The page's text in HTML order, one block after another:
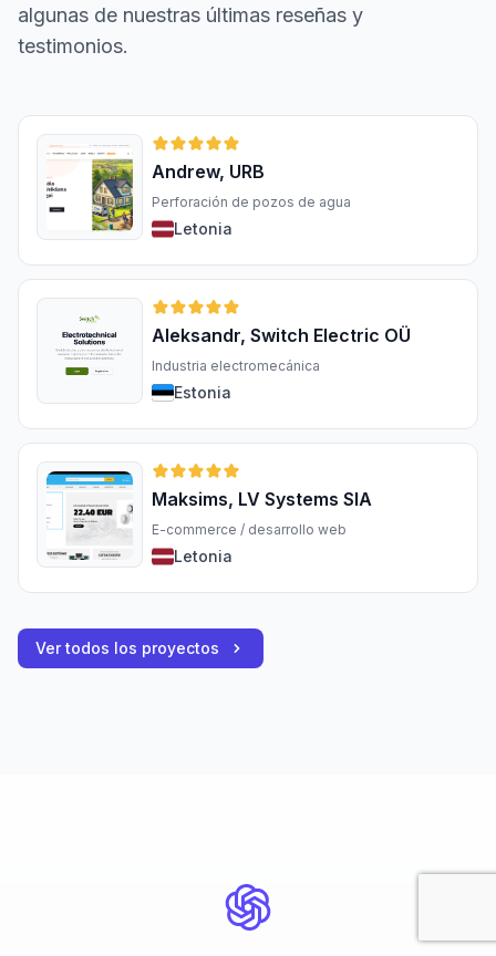
algunas de nuestras últimas reseñas y
testimonios.
Andrew, URB
Perforación de pozos de agua
Letonia
Aleksandr, Switch Electric OÜ
Industria electromecánica
Estonia
Maksims, LV Systems SIA
E-commerce / desarrollo web
Letonia
Ver todos los proyectos